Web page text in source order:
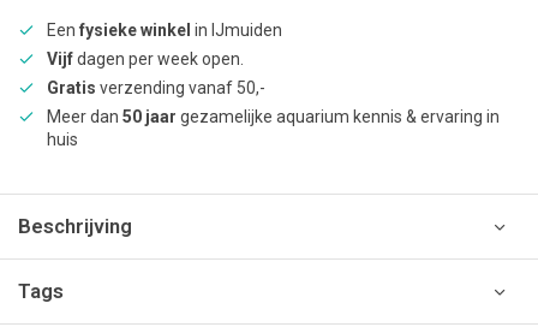
Een fysieke winkel in IJmuiden
Vijfdagen per week open.
Gratis verzending vanaf 50,-
Meer dan 50 jaar gezamelijke aquarium kennis & ervaring in
huis
Beschrijving
Tags